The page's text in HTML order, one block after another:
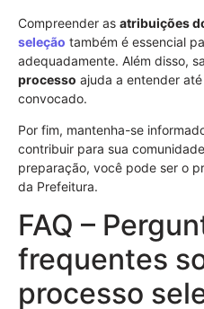
Compreender as atribuições
seleção também é essencial
adequadamente. Além disso,
processo ajuda a entender
convocado.
Por fim, mantenha-se
contribuir para sua
preparação, você pode ser o
da Prefeitura.
FAQ –
frequentes
processo